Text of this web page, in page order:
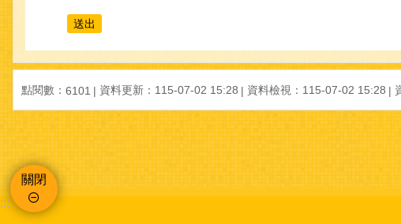
點閱數： 6101 資料更新：115-07-02 15:28 資料檢視：115-07-02 15:28
關閉
:::